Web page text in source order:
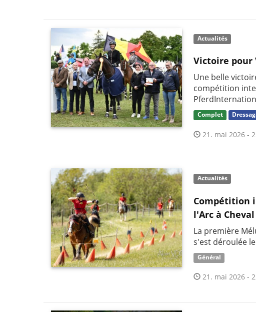
Actualités
Victoire pour
Une belle
compétition
Complet
21. mai 2026 -
Actualités
Compétition
l'Arc à
La première
s'est déroulée
Général
21. mai 2026 -